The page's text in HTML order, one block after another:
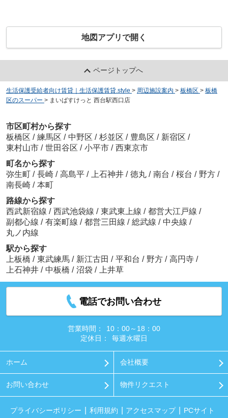
地図アプリで開く
ページトップへ
生活保護受給者向け賃貸｜生活保護賃貸.style > 周辺施設案内 > 板橋区 > 板橋
区のスーパー > まいばすけっと 西台駅西口店
市区町村から探す
板橋区 / 練馬区 / 中野区 / 杉並区 / 豊島区 / 新宿区 /
東村山市 / 世田谷区 / 小平市 / 西東京市
町名から探す
弥生町 / 長崎 / 高島平 / 上石神井 / 徳丸 / 南台 / 桜台 / 野方 /
南長崎 / 本町
路線から探す
西武新宿線 / 西武池袋線 / 東武東上線 / 都営大江戸線 /
副都心線 / 有楽町線 / 都営三田線 / 総武線 / 中央線 /
丸ノ内線
駅から探す
上板橋 / 東武練馬 / 新江古田 / 平和台 / 野方 / 高円寺 /
上石神井 / 中板橋 / 沼袋 / 上井草
電話でお問い合わせ
営業時間：
10：00～18：00
定休日：
毎週水曜日
ホーム 会社概要
お問い合わせ 物件リクエスト
プライバシーポリシー 利用規約 アクセスマップ
PCサイト